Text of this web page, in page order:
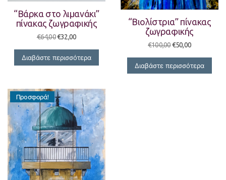
“Βάρκα στο λιμανάκι”
πίνακας ζωγραφικής
€64,00Original
€64,00.
€32,00Η
είναι:
Διαβάστε περισσότερα
“Βιολίστρια” πίνακας
ζωγραφικής
€100,00Original
€100,00.
€50,00Η
είναι:
Διαβάστε περισσότερα
Προσφορά!